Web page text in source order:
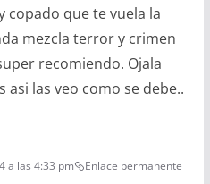
copado que te vuela la
mezcla terror y crimen
recomiendo. Ojala
asi las veo como se debe..
a las 4:33 pm Enlace permanente